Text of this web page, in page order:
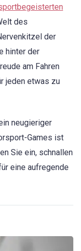
des
der
hinter der
am Fahren
jeden etwas zu
neugieriger
Games ist
Sie ein, schnallen
eine aufregende